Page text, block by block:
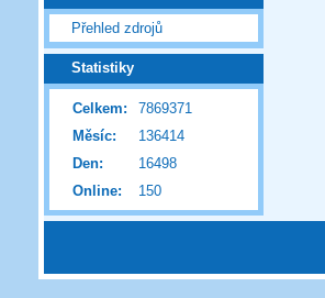
Přehled zdrojů
Statistiky
Online: 150
Celkem:
7869371
Měsíc:
136414
Den:
16498